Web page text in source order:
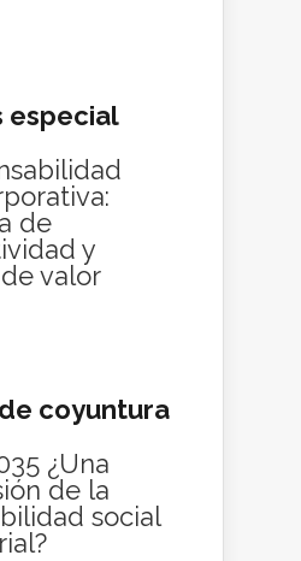
especial
de
y
valor
coyuntura
¿Una
de la
social